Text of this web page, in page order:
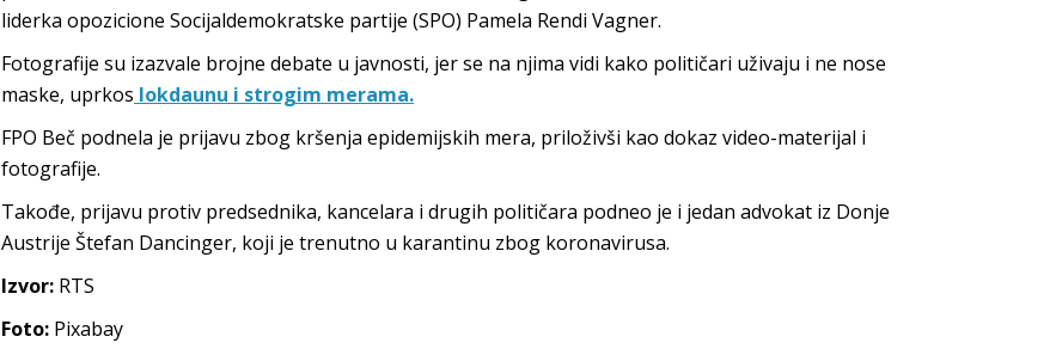
liderka opozicione Socijaldemokratske partije (SPO) Pamela Rendi Vagner.
Fotografije su izazvale brojne debate u javnosti, jer se na njima vidi kako političari uživaju i ne nose
maske, uprkos lokdaunu i strogim merama.
FPO Beč podnela je prijavu zbog kršenja epidemijskih mera, priloživši kao dokaz video-materijal i
fotografije.
Takođe, prijavu protiv predsednika, kancelara i drugih političara podneo je i jedan advokat iz Donje
Austrije Štefan Dancinger, koji je trenutno u karantinu zbog koronavirusa.
Izvor: RTS
Foto: Pixabay